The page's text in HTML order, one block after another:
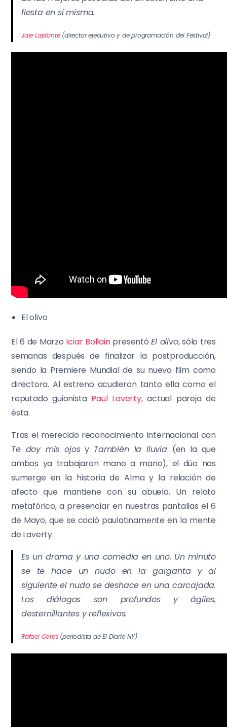
fiesta en sí misma.
Jaie Laplante(director ejecutivo y de programación del Festival)
El olivo
El 6 de Marzo Iciar BollainpresentóEl olivo, sólo tres
semanas después de finalizar la postproducción,
siendo la Premiere Mundial de su nuevo film como
directora. Al estreno acudieron tanto ella como el
reputado guionista Paul Laverty, actual pareja de
ésta.
Tras el merecido reconocimiento internacional con
Te doy mis ojosy También la lluvia (en la que
ambos ya trabajaron mano a mano), el dúo nos
sumerge en la historia de Alma y la relación de
afecto que mantiene con su abuelo. Un relato
metafórico, a presenciar en nuestras pantallas el 6
de Mayo, que se coció paulatinamente en la mente
de Laverty.
Es un drama y una comedia en uno. Un minuto
se te hace un nudo en la garganta y al
siguiente el nudo se deshace en una carcajada.
Los diálogos son profundos y ágiles,
desternillantes y reflexivos.
Rafael Cores(periodista de El Diario NY)